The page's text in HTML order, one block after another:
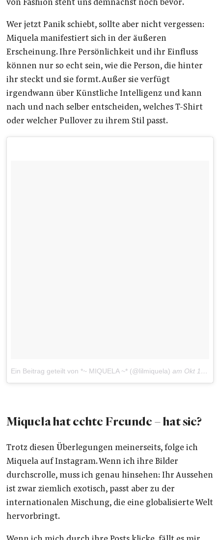
von Fashion steht uns demnächst noch bevor.
Wer jetzt Panik schiebt, sollte aber nicht vergessen:
Miquela manifestiert sich in der äußeren
Erscheinung. Ihre Persönlichkeit und ihr Einfluss
können nur so echt sein, wie die Person, die hinter
ihr steckt und sie formt. Außer sie verfügt
irgendwann über Künstliche Intelligenz und kann
nach und nach selber entscheiden, welches T-Shirt
oder welcher Pullover zu ihrem Stil passt.
Ein Beitrag geteilt von *~ MIQUELA ~* (@lilmiquela) am Okt 12, 2017 um 2:53 PDT
Miquela hat echte Freunde – hat sie?
Trotz diesen Überlegungen meinerseits, folge ich
Miquela auf Instagram. Wenn ich ihre Bilder
durchscrolle, muss ich genau hinsehen: Ihr Aussehen
ist zwar ziemlich exotisch, passt aber zu der
internationalen Mischung, die eine globalisierte Welt
hervorbringt.